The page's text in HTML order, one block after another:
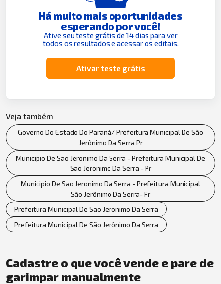
Há muito mais oportunidades
esperando por você!
Ative seu teste grátis de 14 dias para ver
todos os resultados e acessar os editais.
Ativar teste grátis
Veja também
Governo Do Estado Do Paraná/ Prefeitura Municipal De São
Jerônimo Da Serra Pr
Municipio De Sao Jeronimo Da Serra - Prefeitura Municipal De
Sao Jeronimo Da Serra - Pr
Municipio De Sao Jeronimo Da Serra - Prefeitura Municipal
São Jerônimo Da Serra- Pr
Prefeitura Municipal De Sao Jeronimo Da Serra
Prefeitura Municipal De São Jerônimo Da Serra
Cadastre o que você vende e pare de
garimpar manualmente